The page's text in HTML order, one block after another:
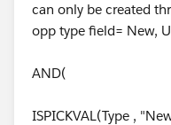
can only be created
opp type field= New,
AND(
ISPICKVAL(Type ,